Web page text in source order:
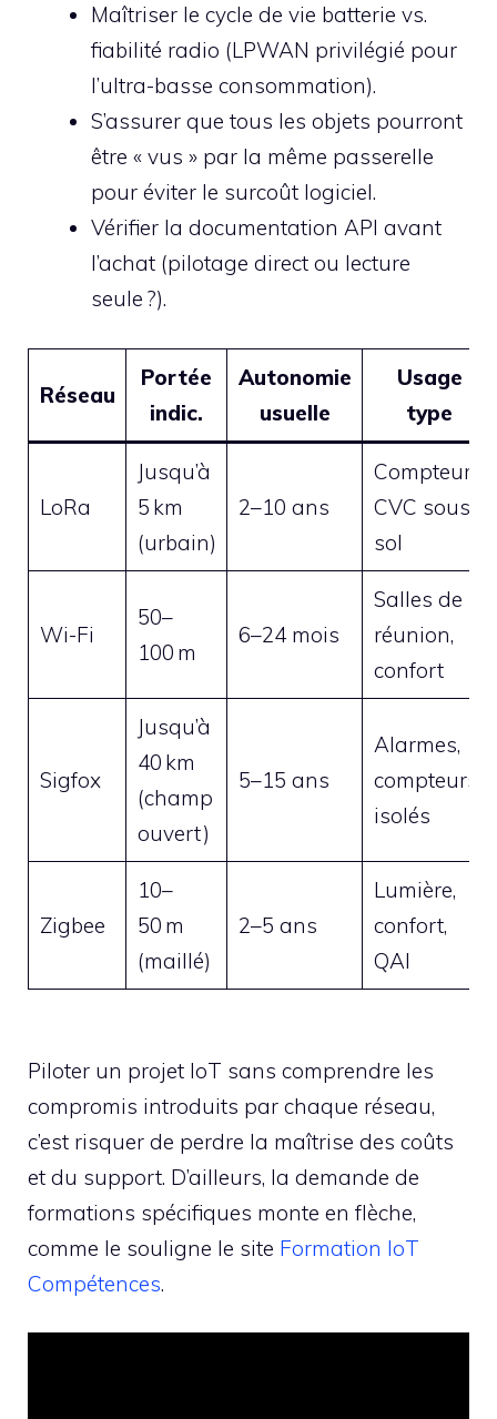
Maîtriser le cycle de vie batterie vs.
fiabilité radio (LPWAN privilégié pour
l’ultra-basse consommation).
S’assurer que tous les objets pourront
être « vus » par la même passerelle
pour éviter le surcoût logiciel.
Vérifier la documentation API avant
l’achat (pilotage direct ou lecture
seule ?).
Réseau
Portée
indic.
Autonomie
usuelle
Usage
type
LoRa
Jusqu’à
5 km
(urbain)
2–10 ans
Compteurs,
CVC sous-
sol
Wi-Fi
50–
100 m
6–24 mois
Salles de
réunion,
confort
Sigfox
Jusqu’à
40 km
(champ
ouvert)
5–15 ans
Alarmes,
compteurs
isolés
Zigbee
10–
50 m
(maillé)
2–5 ans
Lumière,
confort,
QAI
Piloter un projet IoT sans comprendre les
compromis introduits par chaque réseau,
c’est risquer de perdre la maîtrise des coûts
et du support. D’ailleurs, la demande de
formations spécifiques monte en flèche,
comme le souligne le site Formation IoT
Compétences.